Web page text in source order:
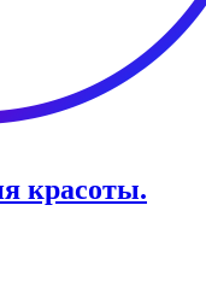
красоты.